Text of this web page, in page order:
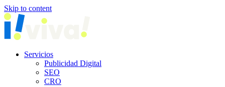
Skip to content
Servicios
Publicidad Digital
SEO
CRO